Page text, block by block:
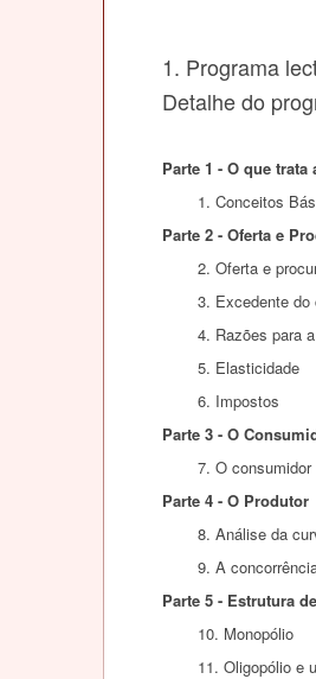
1. Programa
Detalhe do
Parte 1 - O que
1. Conceitos
Parte 2 - Oferta e
2. Oferta e
3. Excedente do
4. Razões para
5. Elasticidade
6. Impostos
Parte 3 - O
7. O
Parte 4 - O Produtor
8. Análise da
9. A
Parte 5 - Estrutura
10. Monopólio
11. Oligopólio e